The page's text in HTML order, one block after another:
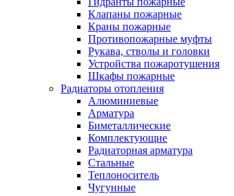
Клапаны пожарные
Краны пожарные
Противопожарные муфты
Рукава, стволы и головки
Устройства пожаротушения
Шкафы пожарные
Радиаторы отопления
Алюминиевые
Арматура
Биметаллические
Комплектующие
Радиаторная арматура
Стальные
Теплоноситель
Чугунные